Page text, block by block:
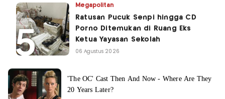
Megapolitan
Ratusan Pucuk Senpi hingga CD
Porno Ditemukan di Ruang Eks
Ketua Yayasan Sekolah
06 Agustus 2026